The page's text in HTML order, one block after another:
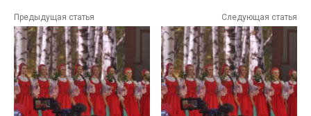
Предыдущая статья Следующая статья